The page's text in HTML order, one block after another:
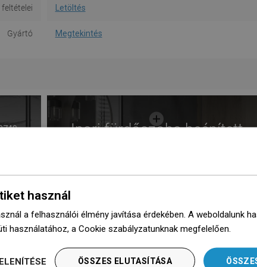
Letöltés
Gyártó Megtekintés
Ipari fürdőszoba beépített
használ
a felhasználói élmény javítása érdekében. A weboldalunk
használatához, a Cookie szabályzatunknak megfelelően.
ÖSSZES ELUTASÍTÁSA